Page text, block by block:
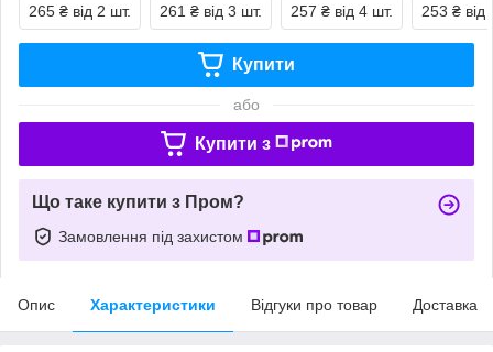
265 ₴ від 2 шт. 261 ₴ від 3 шт. 257 ₴ від 4 шт. 253 ₴ від
Купити
або
Купити з
Що таке купити з Пром?
Замовлення під захистом
Опис Характеристики Відгуки про товар Доставка